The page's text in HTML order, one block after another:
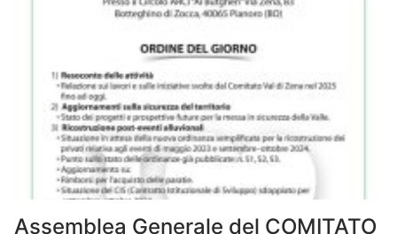
Assemblea Generale del COMITATO